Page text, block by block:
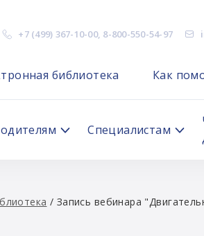
+7 (499) 367-10-00, 8-800-550-54-97
библиотека Как
Специалистам
/ Запись вебинара